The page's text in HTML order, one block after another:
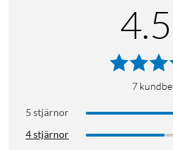
4.5
7
5 stjärnor
4 stjärnor